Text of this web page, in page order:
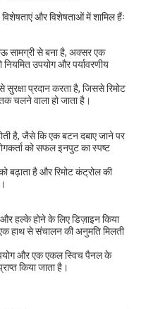
और विशेषताओं में शामिल हैंः
सामग्री से बना है, अक्सर एक
नियमित उपयोग और पर्यावरणीय
प्रदान करता है, जिससे रिमोट
चलने वाला हो जाता है।
है, जैसे कि एक बटन दबाए जाने पर
को सफल इनपुट का स्पष्ट
बढ़ाता है और रिमोट कंट्रोल की
और हल्के होने के लिए डिज़ाइन किया
हाथ से संचालन की अनुमति मिलती
और एक एकल स्विच पैनल के
किया जाता है।